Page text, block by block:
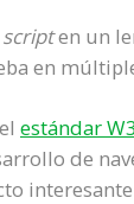
scripten un
en
estándar
de